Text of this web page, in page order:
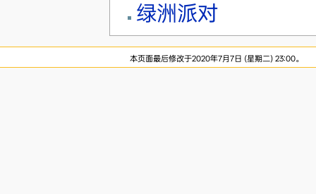
绿洲派对
本页面最后修改于2020年7月7日 (星期二) 23:00。